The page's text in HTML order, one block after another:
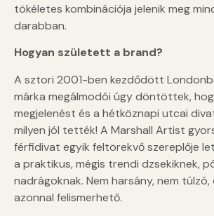
tökéletes kombinációja jelenik meg
darabban.
Hogyan született a brand?
A sztori 2001-ben kezdődött
márka megálmodói úgy döntöttek,
megjelenést és a hétköznapi utcai
milyen jól tették! A Marshall Artist
férfidivat egyik feltörekvő szereplője
a praktikus, mégis trendi dzsekiknek,
nadrágoknak. Nem harsány, nem túlzó,
azonnal felismerhető.